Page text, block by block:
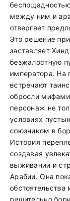
между ним и
отвергает
Это решение
заставляет
безжалостную
императора. На
встречают
обросли мифами
персонаж не
условиях
союзником в
История
создавая
выживании и
Арабии. Она
решительно